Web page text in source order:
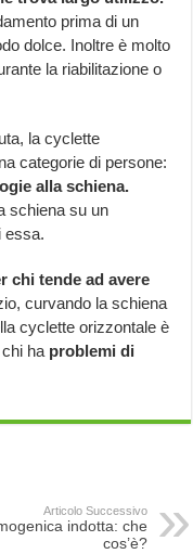
prima di un
dolce. Inoltre è molto
la riabilitazione o
la cyclette
categorie di persone:
alla schiena.
schiena su un
essa.
chi tende ad avere
curvando la schiena
cyclette orizzontale è
ha problemi di
Articolo Successivo
indotta: che
cos’è?